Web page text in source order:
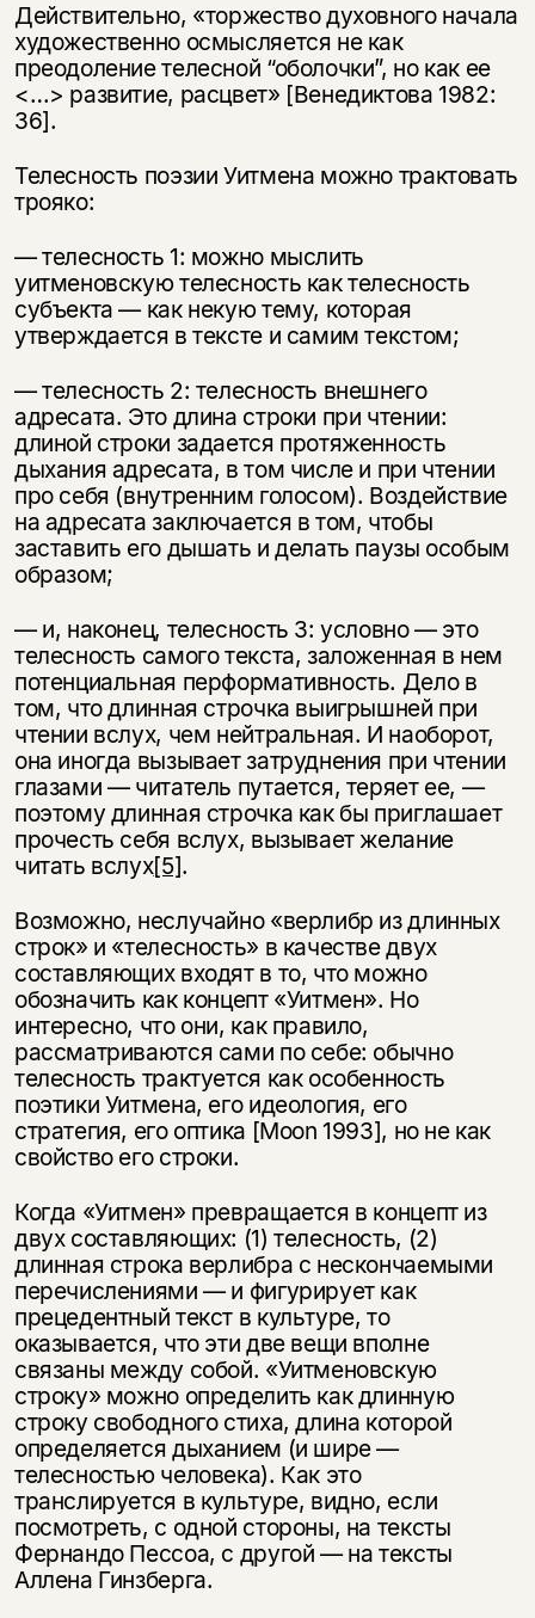
Действительно, «торжество духовного начала
художественно осмысляется не как
преодоление телесной “оболочки”, но как ее
<…> развитие, расцвет» [Венедиктова 1982:
36].
Телесность поэзии Уитмена можно трактовать
трояко:
— телесность 1: можно мыслить
уитменовскую телесность как телесность
субъекта — как некую тему, которая
утверждается в тексте и самим текстом;
— телесность 2: телесность внешнего
адресата. Это длина строки при чтении:
длиной строки задается протяженность
дыхания адресата, в том числе и при чтении
про себя (внутренним голосом). Воздействие
на адресата заключается в том, чтобы
заставить его дышать и делать паузы особым
образом;
— и, наконец, телесность 3: условно — это
телесность самого текста, заложенная в нем
потенциальная перформативность. Дело в
том, что длинная строч­ка выигрышней при
чтении вслух, чем нейтральная. И наоборот,
она иног­да вызы­вает затруднения при чтении
глазами — читатель путается, теряет ее, —
поэтому длинная строчка как бы приглашает
прочесть себя вслух, вызывает желание
читать вслух[5].
Возможно, неслучайно «верлибр из длинных
строк» и «телесность» в качестве двух
составляющих входят в то, что можно
обозначить как концепт «Уитмен». Но
интересно, что они, как правило,
рассматриваются сами по себе: обычно
телесность трактуется как особенность
поэтики Уитмена, его идеология, его
стратегия, его оптика [Moon 1993], но не как
свойство его строки.
Когда «Уитмен» превращается в концепт из
двух составляющих: (1) телесность, (2)
длинная строка верлибра с нескончаемыми
перечислениями — и фигурирует как
прецедентный текст в культуре, то
оказывается, что эти две вещи вполне
связаны между собой. «Уитменовскую
строку» можно определить как длинную
строку свободного стиха, длина которой
определяется дыханием (и шире —
телесностью человека). Как это
транслируется в культуре, видно, если
посмотреть, с одной стороны, на тексты
Фернандо Пессоа, с другой — на тексты
Аллена Гинзберга.